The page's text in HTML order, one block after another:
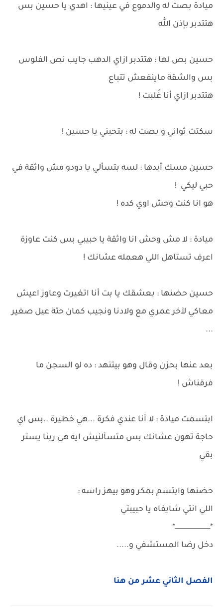
ميادة بصت له والدموع في عينيها : اهدي يا حسين بس
هتتدبر بإذن الله
حسين بص لها : هتتدبر ازاي الدهب جايب نص الفلوس
بس والشقة ماينفعش تتباع
هتتدبر ازاي أنا غُلبت !
سكتت ثواني و بصت له : بتحبني يا حسين !
حسين مسك أيدها : لسه بتسألي يا دودو مش واثقة في
حبي ليكي !
هو انا كنت وحش اوي كده !
ميادة : لا مش وحش انا واثقة يا حبيبي بس كنت عاوزة
اعرف تستاهل اللي هعمله عشانك !
حسين حضنها : بعشقك يا بت أنا اتغيرت وعاوز اعيش
معاكي لآخر عمري مع ولادنا ونجيب كمان حتة عيل صغير
...
بعد عنها بحزن وقال وهو بيتنهد : ده لو السجن ما
فرقناش !
ابتسمت ميادة : لا أنا عندي فكرة ...هي خطيرة ..بس اي
حاجة تهون عشانك بس متسألنيش ايه هي ربنا يستر
بقي
حضنها وابتسم بمكر وهو بيهز راسه :
اللي انتي شايفاه يا حبيبتي
*ـــــــــــــــــــــــــــــــــــ*
دخل رضا المستشفي و.....
الفصل الثاني عشر من هنا